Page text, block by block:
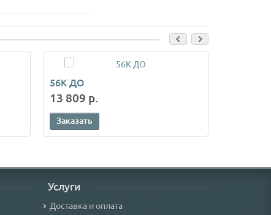
56К ДО
13 809 р.
Заказать
Услуги
Доставка и оплата